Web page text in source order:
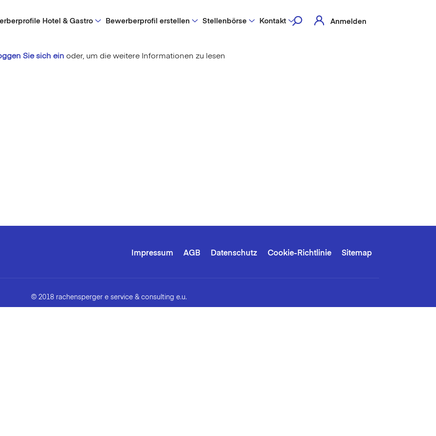
Hotel & Gastro Bewerberprofil erstellen Stellenbörse Kontakt Anmelden
Sie sich ein oder, um die weitere Informationen zu lesen
Impressum AGB Datenschutz Cookie-Richtlinie Sitemap
© 2018 rachensperger e service & consulting e.u.